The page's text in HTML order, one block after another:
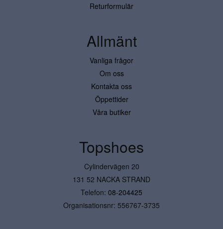
Returformulär
Allmänt
Vanliga frågor
Om oss
Kontakta oss
Öppettider
Våra butiker
Topshoes
Cylindervägen 20
131 52 NACKA STRAND
Telefon: 08-204425
Organisationsnr: 556767-3735